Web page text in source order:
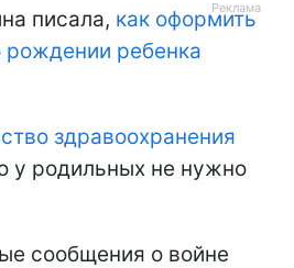
писала, как оформить
рождении ребенка
здравоохранения
у родильных не нужно
сообщения о войне